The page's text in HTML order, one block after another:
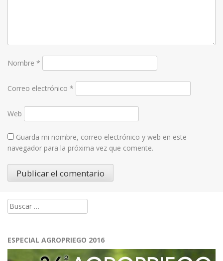
Nombre *
Correo electrónico *
Web
Guarda mi nombre, correo electrónico y web en este
navegador para la próxima vez que comente.
Buscar:
ESPECIAL AGROPRIEGO 2016